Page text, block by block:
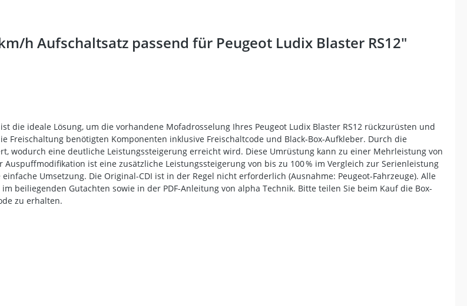
h Aufschaltsatz passend für Peugeot Ludix Blaster RS12"
die ideale Lösung, um die vorhandene Mofadrosselung Ihres Peugeot Ludix Blaster RS12 rückzurüsten und
benötigten Komponenten inklusive Freischaltcode und Black-Box-Aufkleber. Durch die
wodurch eine deutliche Leistungssteigerung erreicht wird. Diese Umrüstung kann zu einer Mehrleistung von
ist eine zusätzliche Leistungssteigerung von bis zu 100 % im Vergleich zur Serienleistung
Umsetzung. Die Original-CDI ist in der Regel nicht erforderlich (Ausnahme: Peugeot-Fahrzeuge). Alle
beiliegenden Gutachten sowie in der PDF-Anleitung von alpha Technik. Bitte teilen Sie beim Kauf die Box-
zu erhalten.